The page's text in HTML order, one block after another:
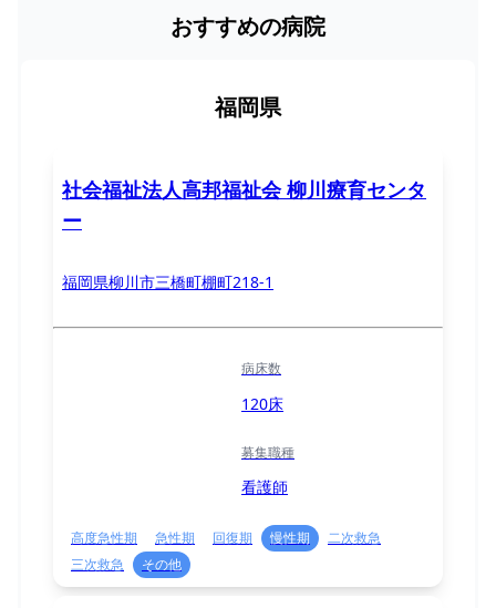
おすすめの病院
福岡県
社会福祉法人高邦福祉会 柳川療育センタ
ー
福岡県柳川市三橋町棚町218-1
病床数
120床
募集職種
看護師
高度急性期 急性期 回復期 慢性期
二次救急
三次救急
その他